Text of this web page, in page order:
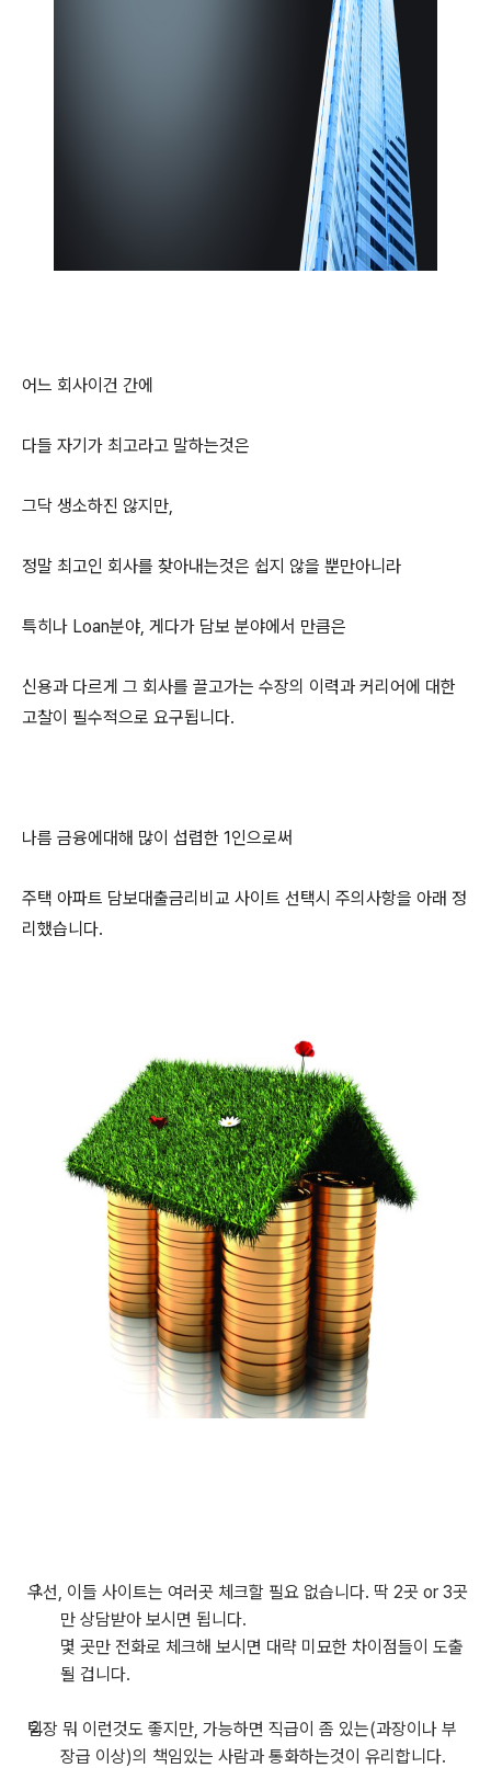
어느 회사이건 간에
다들 자기가 최고라고 말하는것은
그닥 생소하진 않지만,
정말 최고인 회사를 찾아내는것은 쉽지 않을 뿐만아니라
특히나 Loan분야, 게다가 담보 분야에서 만큼은
신용과 다르게 그 회사를 끌고가는 수장의 이력과 커리어에 대한
고찰이 필수적으로 요구됩니다.
나름 금융에대해 많이 섭렵한 1인으로써
주택 아파트 담보대출금리비교 사이트 선택시 주의사항을 아래 정
리했습니다.
우선, 이들 사이트는 여러곳 체크할 필요 없습니다. 딱 2곳 or 3곳
만 상담받아 보시면 됩니다.
몇 곳만 전화로 체크해 보시면 대략 미묘한 차이점들이 도출
될 겁니다.
팀장 뭐 이런것도 좋지만, 가능하면 직급이 좀 있는(과장이나 부
장급 이상)의 책임있는 사람과 통화하는것이 유리합니다.